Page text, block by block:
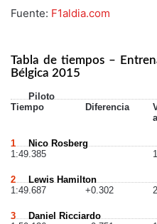
Fuente: F1aldia.com
Tabla de tiempos –
Bélgica 2015
Piloto
Tiempo
Diferencia
1 Nico Rosberg
1:49.385
2 Lewis Hamilton
1:49.687
+0.302
3 Daniel Ricciardo